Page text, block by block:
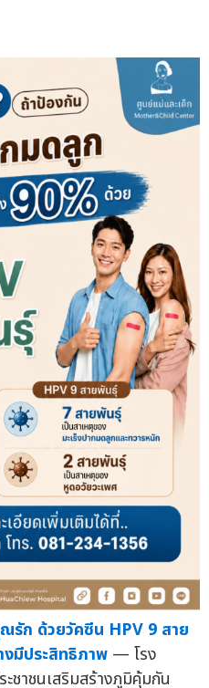
ก ด้วยวัคซีน HPV 9 สาย
งมีประสิทธิภาพ — โรง
ชาชนเสริมสร้างภูมิคุ้มกัน